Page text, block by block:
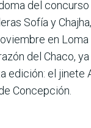
del
Sofía y
en Loma
del Chaco,
edición: el jinete
Concepción.